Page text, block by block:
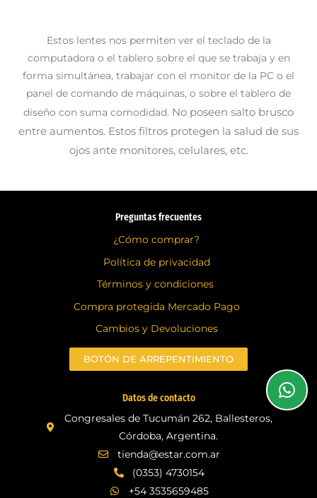
Estos lentes nos permiten ver el teclado de la
computadora o el tablero sobre el que se trabaja y en
forma simultánea, trabajar con el monitor de la PC o el
panel de comando de máquinas, o sobre el tablero de
diseño con suma comodidad. No poseen salto brusco
entre aumentos. Estos filtros protegen la salud de sus
ojos ante monitores, celulares, etc.
Datos de contacto
Congresales de Tucumán 262, Ballesteros,
Córdoba, Argentina.
tienda@estar.com.ar
(0353) 4730154
+54 3535659485
Preguntas frecuentes
¿Cómo comprar?
Política de privacidad
Términos y condiciones
Compra protegida Mercado Pago
Cambios y Devoluciones
BOTÓN DE ARREPENTIMIENTO